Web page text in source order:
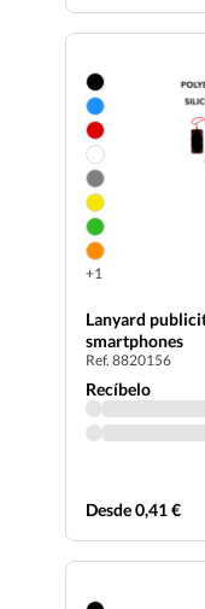
+1
Lanyard
smartphones
Ref. 8820156
Recíbelo
Desde 0,41 €